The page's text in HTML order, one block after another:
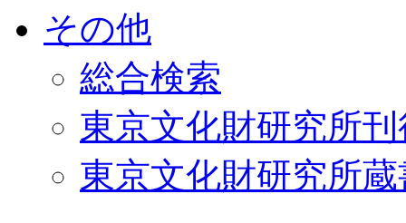
その他
総合検索
東京文化財研究所
東京文化財研究所